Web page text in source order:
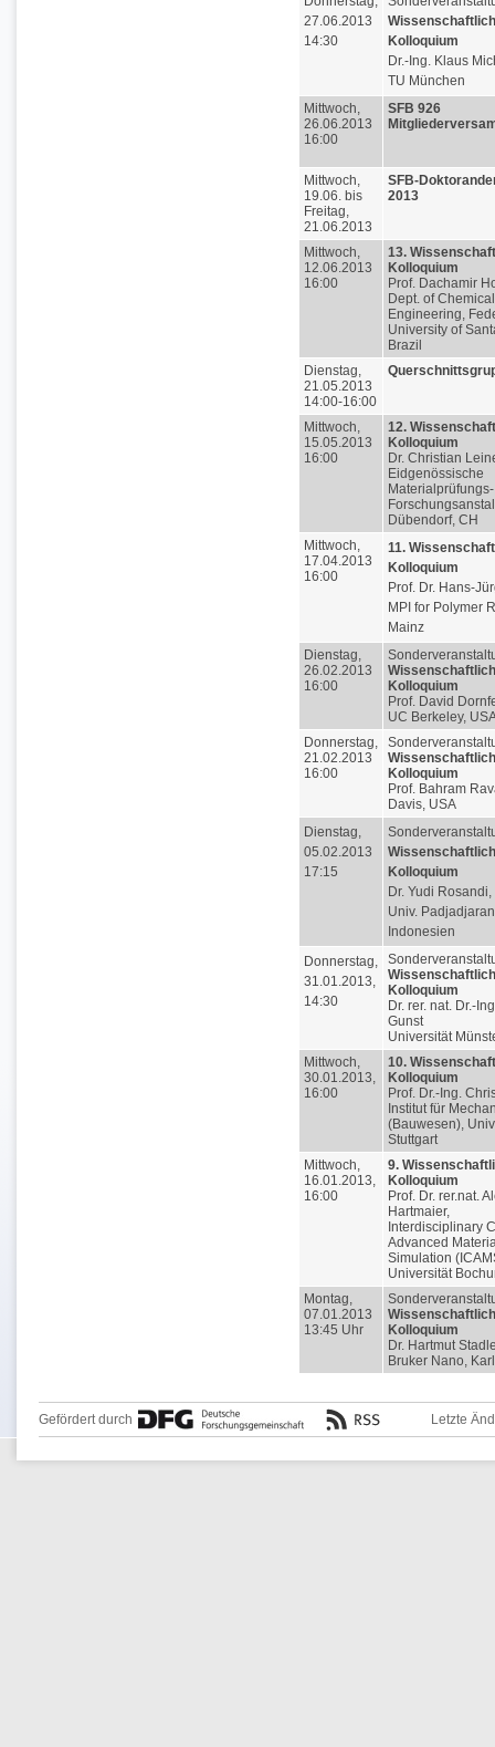
27.06.2013
14:30
Kolloquium
Dr.-Ing. Klaus
TU München
Mittwoch,
26.06.2013
16:00
SFB 926
Mittwoch,
19.06. bis
Freitag,
21.06.2013
SFB-
2013
Mittwoch,
12.06.2013
16:00
13.
Kolloquium
Prof. Dachamir
Dept. of Chemical
Engineering,
University of
Brazil
Dienstag,
21.05.2013
14:00-16:00
Mittwoch,
15.05.2013
16:00
12.
Kolloquium
Dr. Christian
Eidgenössische
Dübendorf, CH
Mittwoch,
17.04.2013
16:00
11.
Kolloquium
Prof. Dr. Hans-
MPI for Polymer
Mainz
Dienstag,
26.02.2013
16:00
Kolloquium
Prof. David
UC Berkeley,
Donnerstag,
21.02.2013
16:00
Kolloquium
Prof. Bahram
Davis, USA
Dienstag,
05.02.2013
17:15
Kolloquium
Dr. Yudi Rosandi,
Univ.
Indonesien
Donnerstag,
31.01.2013,
14:30
Kolloquium
Dr. rer. nat. Dr.-
Gunst
Universität
Mittwoch,
30.01.2013,
16:00
10.
Kolloquium
Prof. Dr.-Ing.
Institut für
(Bauwesen),
Stuttgart
Mittwoch,
16.01.2013,
16:00
9.
Kolloquium
Prof. Dr. rer.nat.
Hartmaier,
Interdisciplinary
Advanced
Simulation
Universität
Montag,
07.01.2013
13:45 Uhr
Kolloquium
Dr. Hartmut
Bruker Nano,
Gefördert durch Letzte